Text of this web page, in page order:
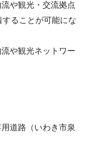
や観光・交流拠点
ることが可能にな
や観光ネットワー
道路（いわき市泉